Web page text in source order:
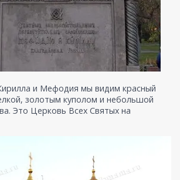
и Мефодия мы видим красный
золотым куполом и небольшой
Это Церковь Всех Святых на